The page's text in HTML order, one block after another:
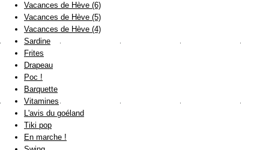
Vacances de Hève (6)
Vacances de Hève (5)
Vacances de Hève (4)
Sardine
Frites
Drapeau
Poc !
Barquette
Vitamines
L'avis du goéland
Tiki pop
En marche !